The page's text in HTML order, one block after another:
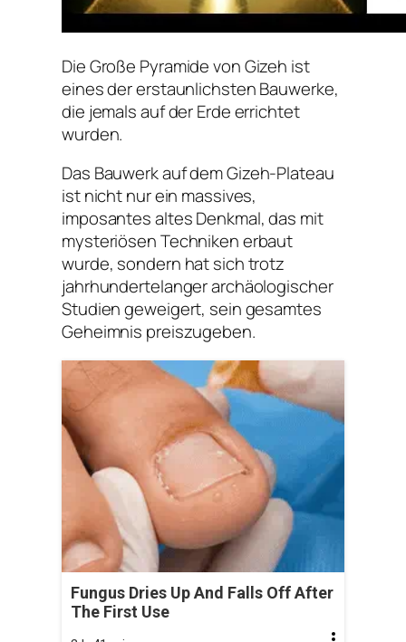
Die Große Pyramide von Gizeh ist
eines der erstaunlichsten Bauwerke,
die jemals auf der Erde errichtet
wurden.
Das Bauwerk auf dem Gizeh-Plateau
ist nicht nur ein massives,
imposantes altes Denkmal, das mit
mysteriösen Techniken erbaut
wurde, sondern hat sich trotz
jahrhundertelanger archäologischer
Studien geweigert, sein gesamtes
Geheimnis preiszugeben.
Fungus Dries Up And Falls Off After
The First Use